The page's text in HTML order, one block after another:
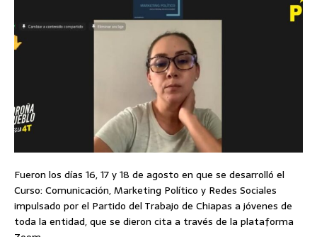
Fueron los días 16, 17 y 18 de agosto en que se desarrolló el
Curso: Comunicación, Marketing Político y Redes Sociales
impulsado por el Partido del Trabajo de Chiapas a jóvenes de
toda la entidad, que se dieron cita a través de la plataforma